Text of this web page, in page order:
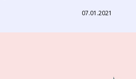
07.01.2021